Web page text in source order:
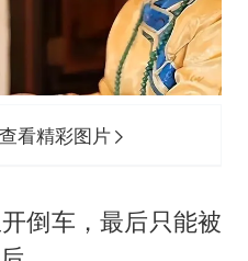
看精彩图片
倒车，最后只能被